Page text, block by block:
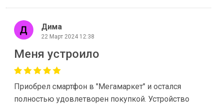
Дима
22 Март 2024 12:38
Меня устроило
Приобрел смартфон в "Мегамаркет" и остался
полностью удовлетворен покупкой. Устройство